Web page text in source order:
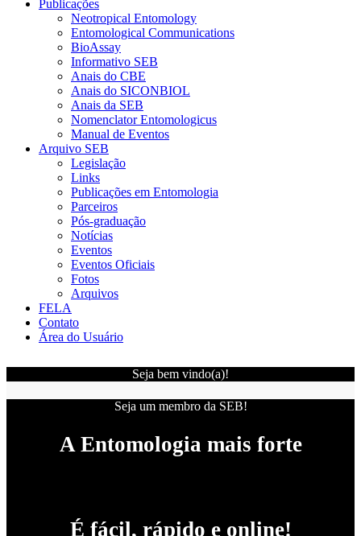
Publicações
Neotropical Entomology
Entomological Communications
BioAssay
Informativo SEB
Anais do CBE
Anais do SICONBIOL
Anais da SEB
Nomenclator Entomologicus
Manual de Eventos
Arquivo SEB
Legislação
Links
Publicações em Entomologia
Parceiros
Pós-graduação
Notícias
Eventos
Eventos Oficiais
Fotos
Arquivos
FELA
Contato
Área do Usuário
Seja bem vindo(a)!
Seja um membro da SEB!
A Entomologia mais forte
É fácil, rápido e online!